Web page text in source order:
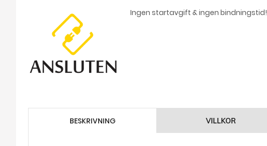
Ingen startavgift & ingen bindningstid!
BESKRIVNING VILLKOR